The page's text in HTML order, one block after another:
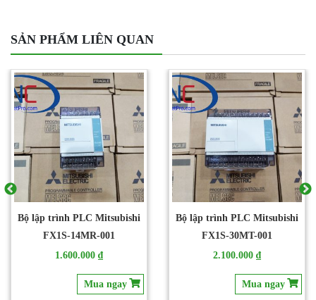
SẢN PHẨM LIÊN QUAN
Bộ lập trình PLC Mitsubishi
FX1S-14MR-001
1.600.000 ₫
Mua ngay
Bộ lập trình PLC Mitsubishi
FX1S-30MT-001
2.100.000 ₫
Mua ngay